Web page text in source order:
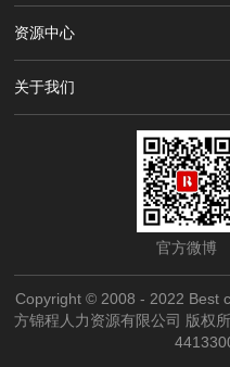
资源中心
关于我们
官方微博
Copyright © 2008 - 2022 Best
方锦程人力资源有限公司 版权